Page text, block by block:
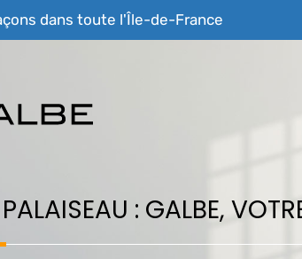
dans toute l'Île-de-France
: GALBE,